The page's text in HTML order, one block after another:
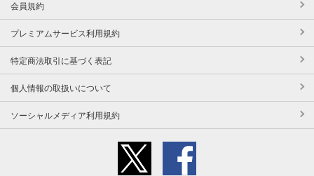
会員規約
プレミアムサービス利用規約
特定商法取引に基づく表記
個人情報の取扱いについて
ソーシャルメディア利用規約